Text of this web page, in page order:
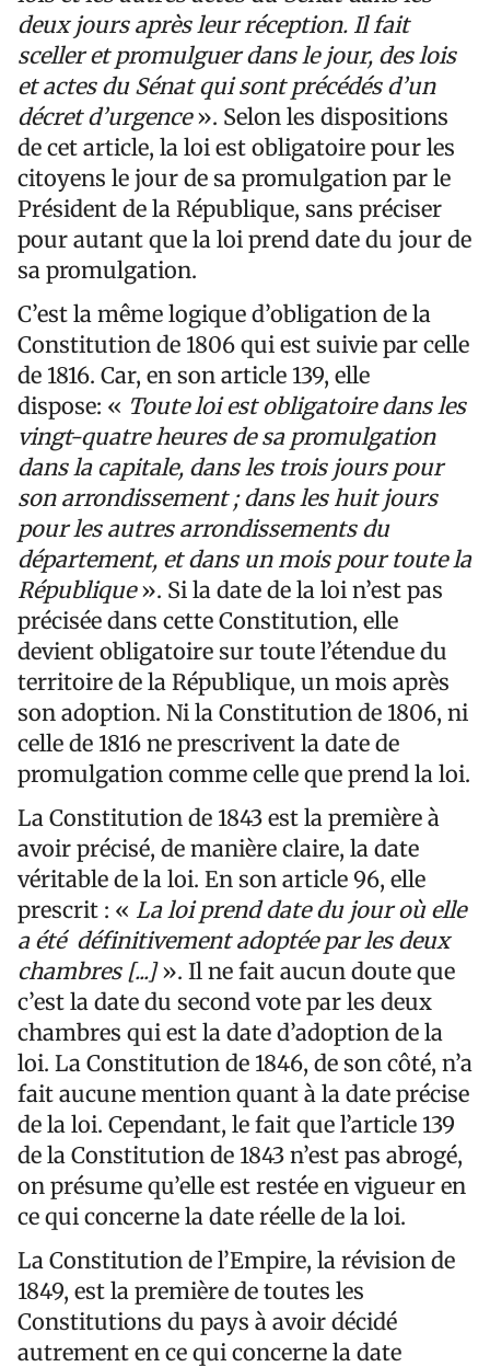
deux jours après leur réception. Il fait
sceller et promulguer dans le jour, des lois
et actes du Sénat qui sont précédés d’un
décret d’urgence». Selon les dispositions
de cet article, la loi est obligatoire pour les
citoyens le jour de sa promulgation par le
Président de la République, sans préciser
pour autant que la loi prend date du jour de
sa promulgation.
C’est la même logique d’obligation de la
Constitution de 1806 qui est suivie par celle
de 1816. Car, en son article 139, elle
dispose: « Toute loi est obligatoire dans les
vingt-quatre heures de sa promulgation
dans la capitale, dans les trois jours pour
son arrondissement ; dans les huit jours
pour les autres arrondissements du
département, et dans un mois pour toute la
République». Si la date de la loi n’est pas
précisée dans cette Constitution, elle
devient obligatoire sur toute l’étendue du
territoire de la République, un mois après
son adoption. Ni la Constitution de 1806, ni
celle de 1816 ne prescrivent la date de
promulgation comme celle que prend la loi.
La Constitution de 1843 est la première à
avoir précisé, de manière claire, la date
véritable de la loi. En son article 96, elle
prescrit : « La loi prend date du jour où elle
a été définitivement adoptée par les deux
chambres [...]». Il ne fait aucun doute que
c’est la date du second vote par les deux
chambres qui est la date d’adoption de la
loi. La Constitution de 1846, de son côté, n’a
fait aucune mention quant à la date précise
de la loi. Cependant, le fait que l’article 139
de la Constitution de 1843 n’est pas abrogé,
on présume qu’elle est restée en vigueur en
ce qui concerne la date réelle de la loi.
La Constitution de l’Empire, la révision de
1849, est la première de toutes les
Constitutions du pays à avoir décidé
autrement en ce qui concerne la date